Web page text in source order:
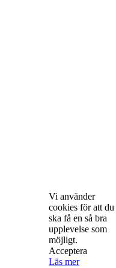
73 Solna. Telefon 08-52
Vi använder
cookies för att du
ska få en så bra
upplevelse som
möjligt.
Acceptera
Läs mer